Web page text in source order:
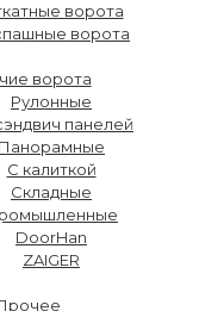
ворота
ворота
ворота
Рулонные
панелей
Панорамные
С калиткой
Складные
DoorHan
ZAIGER